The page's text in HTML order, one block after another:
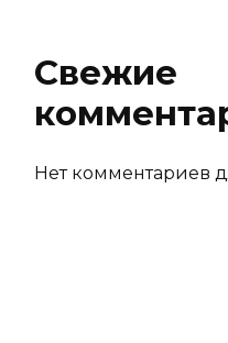
Свежие
Нет комментариев